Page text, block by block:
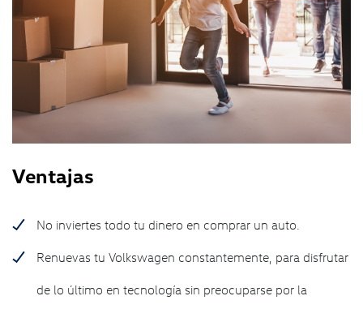
Ventajas
No inviertes todo tu dinero en comprar un auto.
Renuevas tu Volkswagen constantemente, para disfrutar
de lo último en tecnología sin preocuparse por la